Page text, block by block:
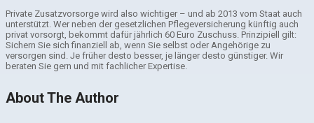
Private Zusatzvorsorge wird also wichtiger – und ab 2013 vom Staat auch
unterstützt. Wer neben der gesetzlichen Pflegeversicherung künftig auch
privat vorsorgt, bekommt dafür jährlich 60 Euro Zuschuss. Prinzipiell gilt:
Sichern Sie sich finanziell ab, wenn Sie selbst oder Angehörige zu
versorgen sind. Je früher desto besser, je länger desto günstiger. Wir
beraten Sie gern und mit fachlicher Expertise.
About The Author